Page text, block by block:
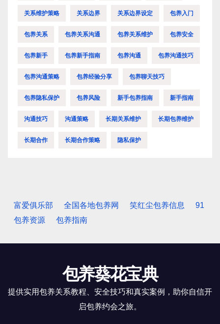
关系维护策略 关系边界 关系边界设定 包养入门
包养关系 包养关系沟通 包养关系维护 包养安全
包养新手 包养新手指南 包养沟通 包养沟通技巧
包养沟通策略 包养经验分享 包养聊天技巧
包养隐私保护 包养风险 新手包养指南 新手指南
沟通技巧 沟通策略 长期关系维护 长期包养维护
长期合作 长期合作策略 隐私保护
富爱俱乐部 全国各地包养网 笑红尘包养信息
91
包养资源
包养指南
包养葵花宝典
提供实用包养关系教程、安全技巧和真实案例，助你自信开
启包养约会之旅。